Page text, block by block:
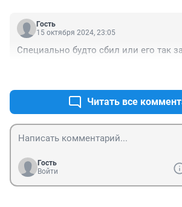
Гость
15 октября 2024, 23:05
Специально будто сбил или его так
Читать все
Гость
Войти